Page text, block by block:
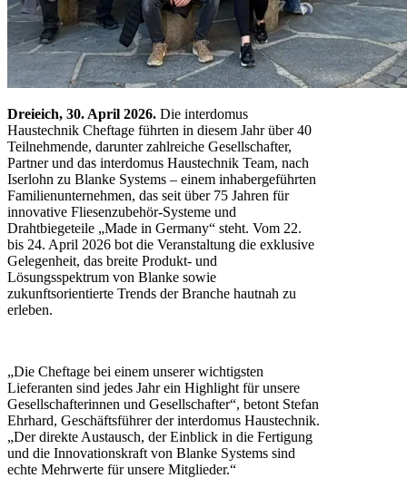
Dreieich, 30. April 2026. Die interdomus
Haustechnik Cheftage führten in diesem Jahr über 40
Teilnehmende, darunter zahlreiche Gesellschafter,
Partner und das interdomus Haustechnik Team, nach
Iserlohn zu Blanke Systems – einem inhabergeführten
Familienunternehmen, das seit über 75 Jahren für
innovative Fliesenzubehör-Systeme und
Drahtbiegeteile „Made in Germany“ steht. Vom 22.
bis 24. April 2026 bot die Veranstaltung die exklusive
Gelegenheit, das breite Produkt- und
Lösungsspektrum von Blanke sowie
zukunftsorientierte Trends der Branche hautnah zu
erleben.
„Die Cheftage bei einem unserer wichtigsten
Lieferanten sind jedes Jahr ein Highlight für unsere
Gesellschafterinnen und Gesellschafter“, betont Stefan
Ehrhard, Geschäftsführer der interdomus Haustechnik.
„Der direkte Austausch, der Einblick in die Fertigung
und die Innovationskraft von Blanke Systems sind
echte Mehrwerte für unsere Mitglieder.“